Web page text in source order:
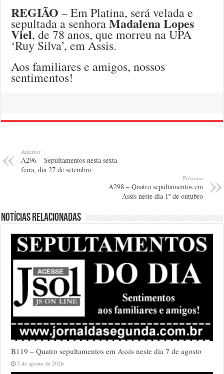
REGIÃO – Em Platina, será velada e
sepultada a senhoraMadalena Lopes
Viel, de 78 anos, que morreu na UPA
‘Ruy Silva’, em Assis.
Aos familiares e amigos, nossos
sentimentos!
Anterior
A296 – Sepultamentos nesta sexta-
feira, dia 27 de setembro
Próximo
A298 – Quatro sepultamentos em
Assis neste dia 1º de outubro
Notícias relacionadas
B119 – Quatro sepultamentos em Assis neste dia 7 de agosto
7 de agosto de 2026